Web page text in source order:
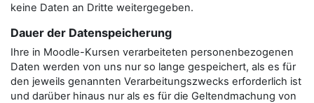
keine Daten an Dritte weitergegeben.
Dauer der Datenspeicherung
Ihre in Moodle-Kursen verarbeiteten personenbezogenen
Daten werden von uns nur so lange gespeichert, als es für
den jeweils genannten Verarbeitungszwecks erforderlich ist
und darüber hinaus nur als es für die Geltendmachung von